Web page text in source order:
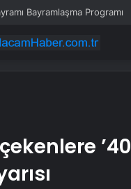
Bayramlaşma Programı
’40